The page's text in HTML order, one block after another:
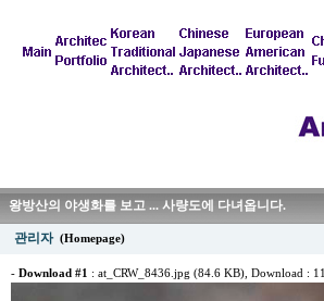
왕방산의 야생화를 보고 ... 사량도에 다녀옵니다.
관리자 (Homepage)
- Download #1 : at_CRW_8436.jpg (84.6 KB) , Download : 11